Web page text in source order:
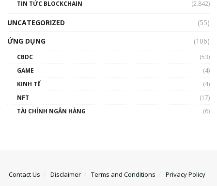
TIN TỨC BLOCKCHAIN
(2.842)
UNCATEGORIZED
(55)
ỨNG DỤNG
(106)
CBDC
(53)
GAME
(4)
KINH TẾ
(4)
NFT
(17)
TÀI CHÍNH NGÂN HÀNG
(6)
Contact Us Disclaimer Terms and Conditions Privacy Policy